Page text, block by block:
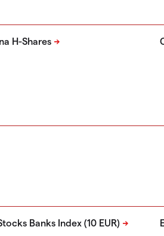
H-Shares
Banks Index (10 EUR)